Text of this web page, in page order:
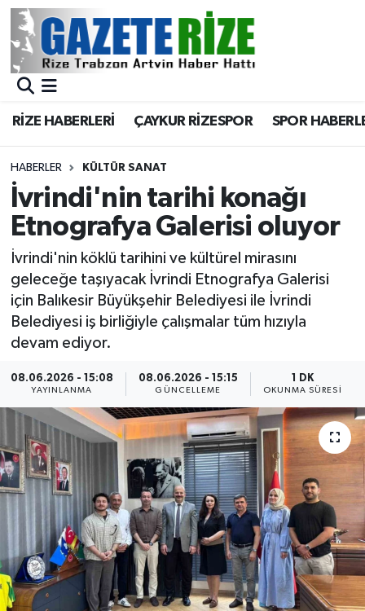
RİZE HABERLERİ ÇAYKUR RİZESPOR SPOR
HABERLER KÜLTÜR SANAT
İvrindi'nin tarihi konağı
Etnografya Galerisi oluyor
İvrindi'nin köklü tarihini ve kültürel mirasını
geleceğe taşıyacak İvrindi Etnografya Galerisi
için Balıkesir Büyükşehir Belediyesi ile İvrindi
Belediyesi iş birliğiyle çalışmalar tüm hızıyla
devam ediyor.
08.06.2026 - 15:08
YAYINLANMA
08.06.2026 - 15:15
GÜNCELLEME
1 DK
OKUNMA SÜRESI
BÖLGEMİZ
Asayiş
Rize Jandarma Komutanlığı
Bilim Teknoloji
Advertising news
Canlı Maç
ÇEVRE
Dış Haberler
Dünya
EĞİTİM
EKONOMİ
English News
Merkez Nöbetçi Eczaneler
Merkez Trafik Yoğunluk Haritası
Süper Lig Puan Durumu ve Fikstür
Tüm Manşetler
Son Dakika Haberleri
Haber Arşivi